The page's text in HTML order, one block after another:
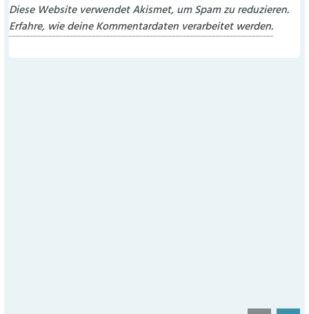
Diese Website verwendet Akismet, um Spam zu reduzieren.
Erfahre, wie deine Kommentardaten verarbeitet werden.